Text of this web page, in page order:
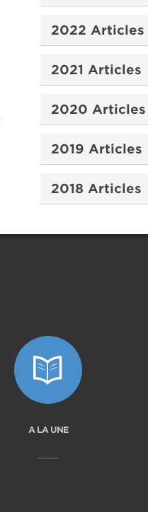
2022 Articles
2021 Articles
2020 Articles
2019 Articles
2018 Articles
A LA UNE